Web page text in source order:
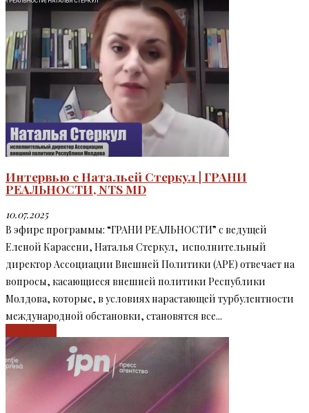
Интервью с Натальей Стеркул | ГРАНИ
РЕАЛЬНОСТИ, NTS MD
10.07.2025
В эфире программы: “ГРАНИ РЕАЛЬНОСТИ” с ведущей
Еленой Карасени, Наталья Стеркул, исполнительный
директор Ассоциации Внешней Политики (APЕ) отвечает на
вопросы, касающиеся внешней политики Республики
Молдова, которые, в условиях нарастающей турбулентности
международной обстановки, становятся все...